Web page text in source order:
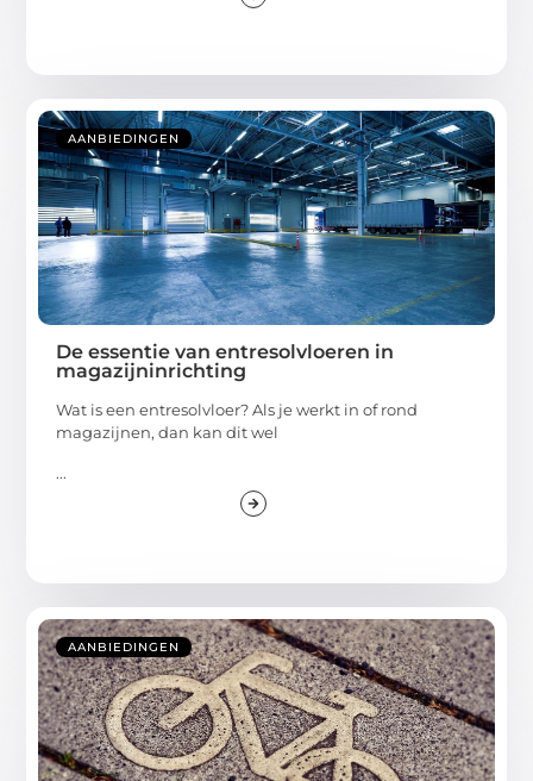
AANBIEDINGEN
De essentie van entresolvloeren in
magazijninrichting
Wat is een entresolvloer? Als je werkt in of rond
magazijnen, dan kan dit wel
...
AANBIEDINGEN